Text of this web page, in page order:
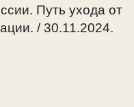
Путь ухода от
/ 30.11.2024.